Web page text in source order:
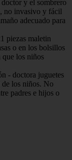
y el sombrero
no invasivo y fácil
adecuado para
piezas maletin
o en los bolsillos
que los niños
- doctora juguetes
los niños. No
padres e hijos o